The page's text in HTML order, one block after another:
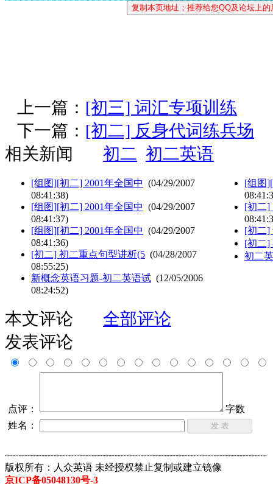
上一篇： [初三] 词汇专项训练
下一篇： [初二] 反身代词练兵场
相关新闻
初二 初二英语
[组图][初二] 2001年全国中 (04/29/2007
08:41:38)
[组图][初二] 2001年全国中 (04/29/2007
08:41:37)
[组图][初二] 2001年全国中 (04/29/2007
08:41:36)
[初二] 初二重点句型讲析(5 (04/28/2007
08:55:25)
新概念英语习题-初二英语试 (12/05/2006
08:24:52)
[组图
[初二]
[初二]
[初二]
初二
本文评论
全部评论
发表评论
点评：
字数
姓名：
┈┈┈┈┈┈┈┈┈┈┈┈┈┈┈┈┈┈┈┈┈┈┈┈┈┈┈┈┈┈┈┈┈┈┈┈┈┈┈┈┈┈┈
版权所有：人众英语 未经授权禁止复制或建立镜像
京ICP备05048130号-3